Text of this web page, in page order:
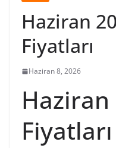
Haziran
Fiyatları
Haziran 8, 2026
Haziran
Fiyatları